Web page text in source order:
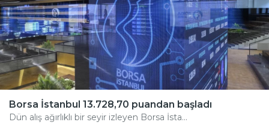
Borsa İstanbul 13.728,70 puandan başladı
Dün alış ağırlıklı bir seyir izleyen Borsa İsta...